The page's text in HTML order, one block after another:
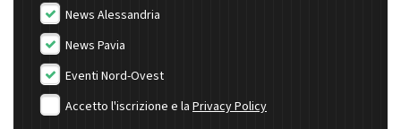
News Alessandria
News Pavia
Eventi Nord-Ovest
Accetto l'iscrizione e la Privacy Policy